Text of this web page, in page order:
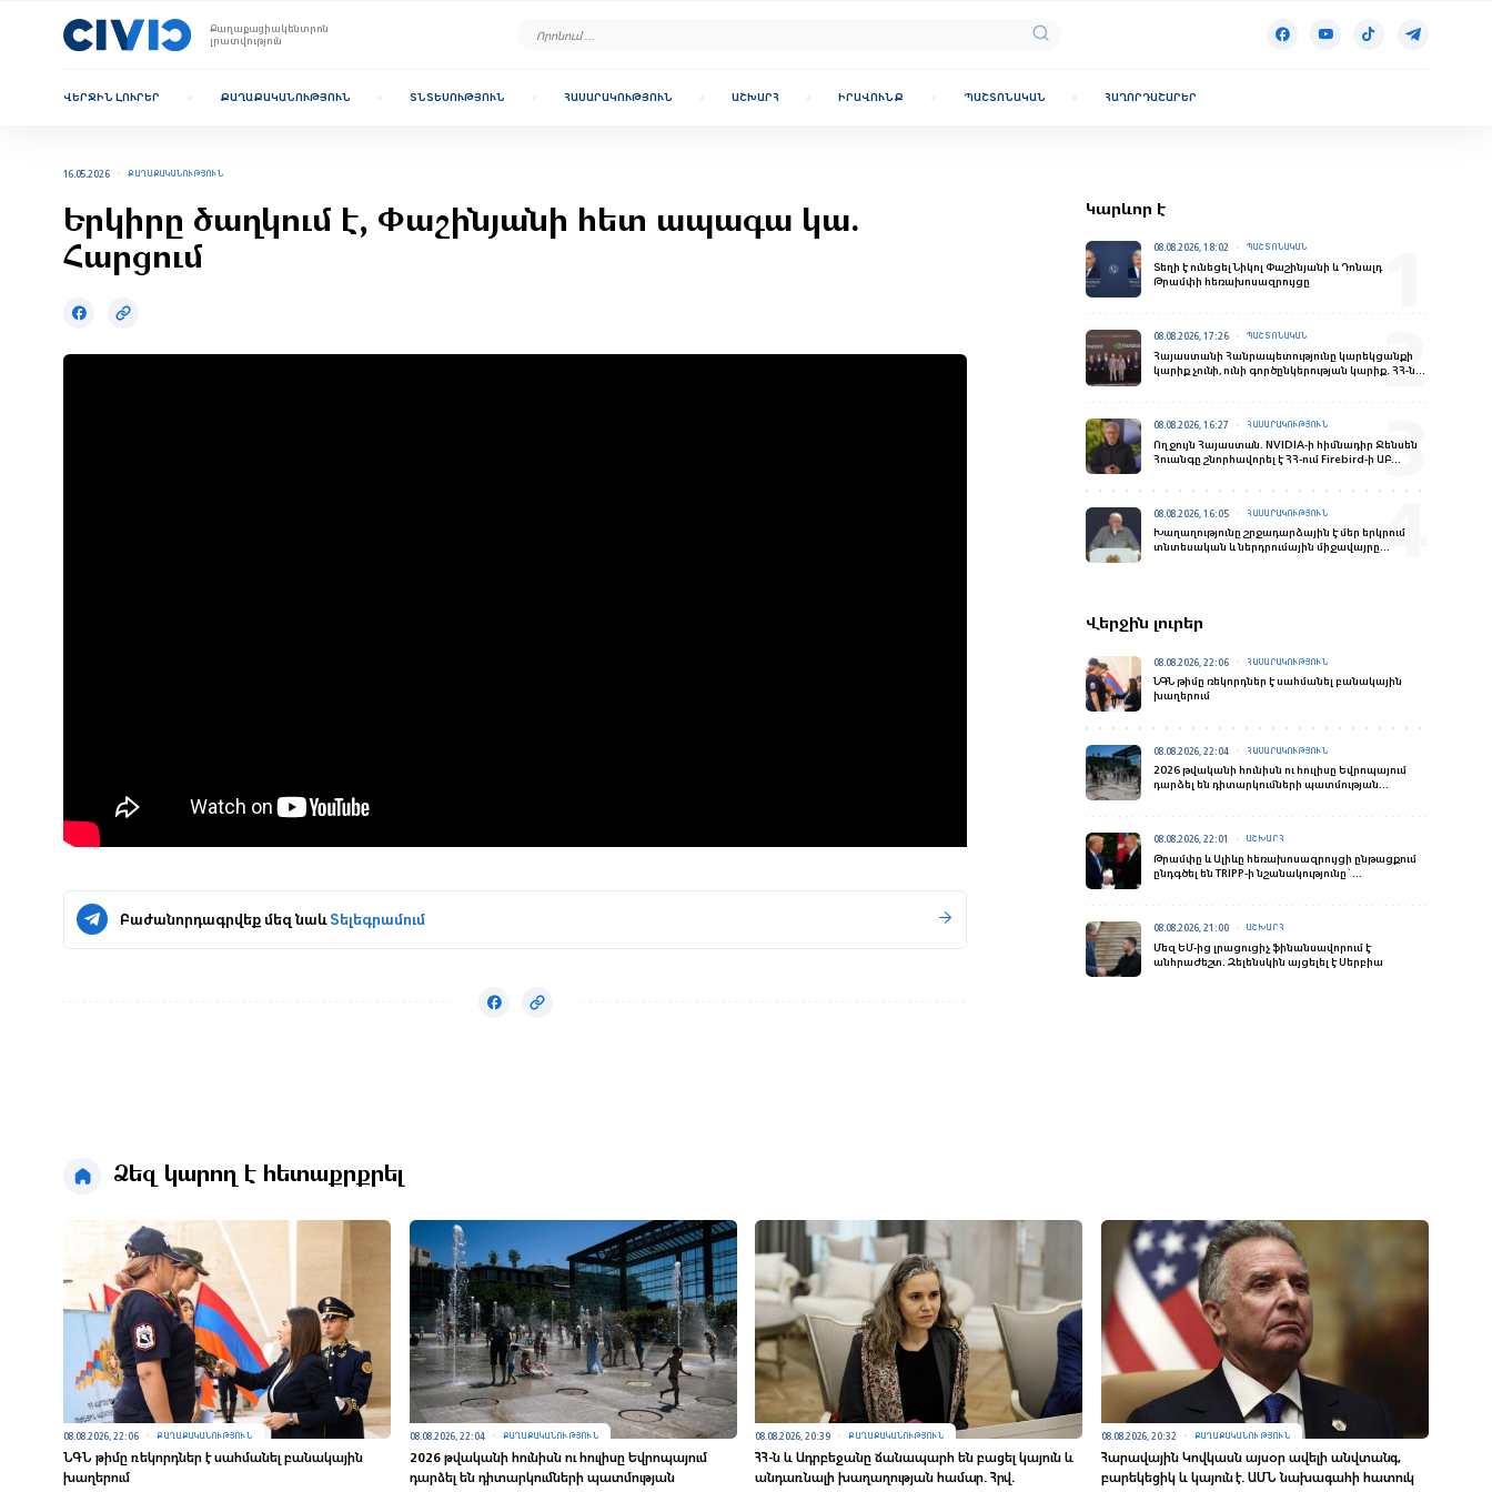
Քաղաքացիակենտրոն
լրատվություն
ՎԵՐՋԻՆ ԼՈՒՐԵՐ ՔԱՂԱՔԱԿԱՆՈՒԹՅՈՒՆ ՏՆՏԵՍՈՒԹՅՈՒՆ ՀԱՍԱՐԱԿՈՒԹՅՈՒՆ ԱՇԽԱՐՀ ԻՐԱՎՈՒՆՔ ՊԱՇՏՈՆԱԿԱՆ ՀԱՂՈՐԴԱՇԱՐԵՐ
16.05.2026 ՔԱՂԱՔԱԿԱՆՈՒԹՅՈՒՆ
Երկիրը ծաղկում է, Փաշինյանի հետ ապագա կա.
Հարցում
Բաժանորդագրվեք մեզ նաևՏելեգրամում
Կարևոր է
08.08.2026, 18:02 ՊԱՇՏՈՆԱԿԱՆ
Տեղի է ունեցել Նիկոլ Փաշինյանի և Դոնալդ
Թրամփի հեռախոսազրույցը
08.08.2026, 17:26 ՊԱՇՏՈՆԱԿԱՆ
Հայաստանի Հանրապետությունը կարեկցանքի
կարիք չունի, ունի գործընկերության կարիք․ ՀՀ-ն
08.08.2026, 16:27 ՀԱՍԱՐԱԿՈՒԹՅՈՒՆ
Ողջույն Հայաստան. NVIDIA-ի հիմնադիր Ջենսեն
Հուանգը շնորհավորել է ՀՀ-ում Firebird-ի ԱԲ
08.08.2026, 16:05 ՀԱՍԱՐԱԿՈՒԹՅՈՒՆ
Խաղաղությունը շրջադարձային է մեր երկրում
տնտեսական և ներդրումային միջավայրը
Վերջին լուրեր
08.08.2026, 22:06 ՀԱՍԱՐԱԿՈՒԹՅՈՒՆ
ՆԳՆ թիմը ռեկորդներ է սահմանել բանակային
խաղերում
08.08.2026, 22:04 ՀԱՍԱՐԱԿՈՒԹՅՈՒՆ
2026 թվականի հունիսն ու հուլիսը Եվրոպայում
դարձել են դիտարկումների պատմության
08.08.2026, 22:01 ԱՇԽԱՐՀ
Թրամփը և Ալիևը հեռախոսազրույցի ընթացքում
ընդգծել են TRIPP-ի նշանակությունը`
տեսանկյունից
08.08.2026, 21:00 ԱՇԽԱՐՀ
Մեզ ԵՄ-ից լրացուցիչ ֆինանսավորում է
անհրաժեշտ. Զելենսկին այցելել է Սերբիա
Ձեզ կարող է հետաքրքրել
08.08.2026, 22:06 ՔԱՂԱՔԱԿԱՆՈՒԹՅՈՒՆ
ՆԳՆ թիմը ռեկորդներ է սահմանել բանակային
խաղերում
08.08.2026, 22:04 ՔԱՂԱՔԱԿԱՆՈՒԹՅՈՒՆ
2026 թվականի հունիսն ու հուլիսը Եվրոպայում
դարձել են դիտարկումների պատմության
08.08.2026, 20:39 ՔԱՂԱՔԱԿԱՆՈՒԹՅՈՒՆ
ՀՀ-ն և Ադրբեջանը ճանապարհ են բացել կայուն և
անդառնալի խաղաղության համար. Հրվ.
08.08.2026, 20:32 ՔԱՂԱՔԱԿԱՆՈՒԹՅՈՒՆ
Հարավային Կովկասն այսօր ավելի անվտանգ,
բարեկեցիկ և կայուն է. ԱՄՆ նախագահի հատուկ